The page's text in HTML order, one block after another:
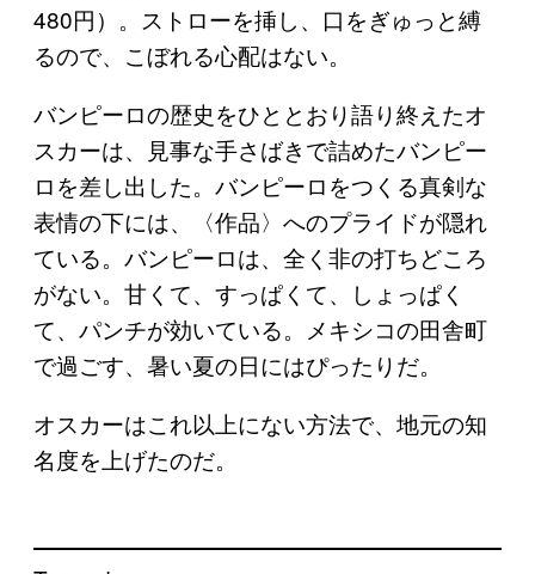
480円）。ストローを挿し、口をぎゅっと縛
るので、こぼれる心配はない。
バンピーロの歴史をひととおり語り終えたオ
スカーは、見事な手さばきで詰めたバンピー
ロを差し出した。バンピーロをつくる真剣な
表情の下には、〈作品〉へのプライドが隠れ
ている。バンピーロは、全く非の打ちどころ
がない。甘くて、すっぱくて、しょっぱく
て、パンチが効いている。メキシコの田舎町
で過ごす、暑い夏の日にはぴったりだ。
オスカーはこれ以上にない方法で、地元の知
名度を上げたのだ。